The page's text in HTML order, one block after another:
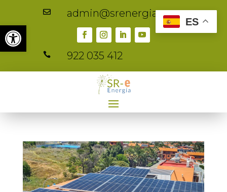
Abrir barra de herramientas
 admin@srenergia.es
 922 035 412
ES